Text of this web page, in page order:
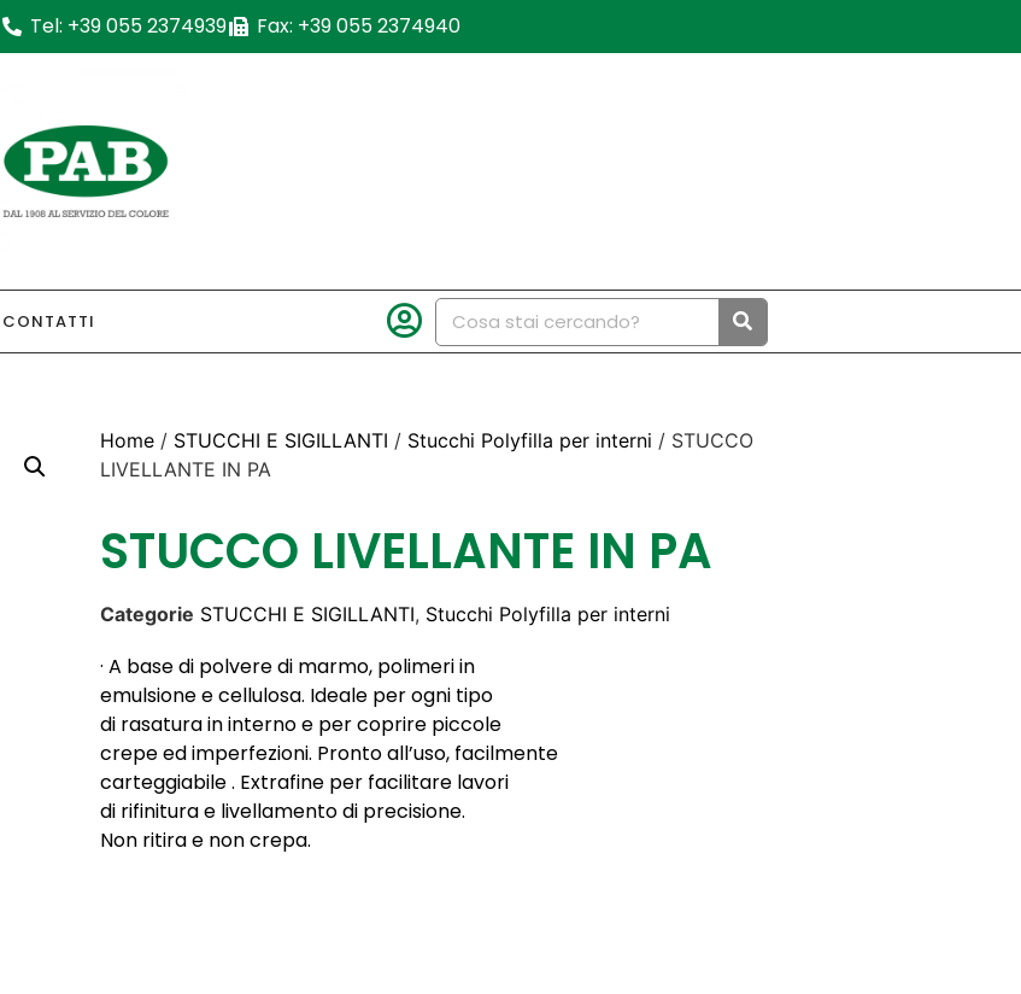
Tel: +39 055 2374939 Fax: +39 055 2374940
CONTATTI
Home / STUCCHI E SIGILLANTI / Stucchi Polyfilla per interni / STUCCO
LIVELLANTE IN PA
STUCCO LIVELLANTE IN PA
Categorie STUCCHI E SIGILLANTI, Stucchi Polyfilla per interni
· A base di polvere di marmo, polimeri in
emulsione e cellulosa. Ideale per ogni tipo
di rasatura in interno e per coprire piccole
crepe ed imperfezioni. Pronto all’uso, facilmente
carteggiabile . Extrafine per facilitare lavori
di rifinitura e livellamento di precisione.
Non ritira e non crepa.